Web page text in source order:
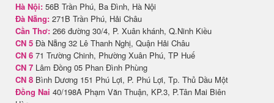
Hà Nội: 56B Trần Phú, Ba Đình, Hà Nội
Đà Nẵng: 271B Trần Phú, Hải Châu
Cần Thơ: 266 đường 30/4, P. Xuân khánh, Q.Ninh Kiều
CN 5 Đà Nẵng 32 Lê Thanh Nghị, Quận Hải Châu
CN 6 71 Trường Chinh, Phường Xuân Phú, TP Huế
CN 7 Lâm Đồng 05 Phan Đình Phùng
CN 8 Bình Dương 151 Phú Lợi, P. Phú Lợi, Tp. Thủ Dầu Một
Đồng Nai 40/198A Phạm Văn Thuận, KP.3, P.Tân Mai Biên